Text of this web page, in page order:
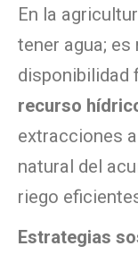
En la
tener agua;
disponibilidad
recurso
extracciones
natural del
riego
Estrategias